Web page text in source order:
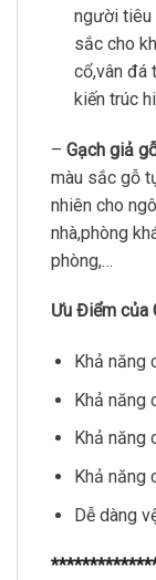
người tiêu
sắc cho
cổ,vân đá
kiến trúc
– Gạch giả
màu sắc gỗ
nhiên cho
nhà,phòng
phòng,…
Ưu Điểm của
Khả năng
Khả năng
Khả năng
Khả năng
Dễ dàng